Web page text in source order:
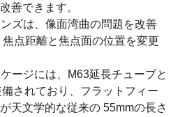
善できます。
ズは、像面湾曲の問題を改善
点距離と焦点面の位置を変更
ージには、M63延長チューブと
されており、フラットフィー
天文学的な従来の 55mmの長さ